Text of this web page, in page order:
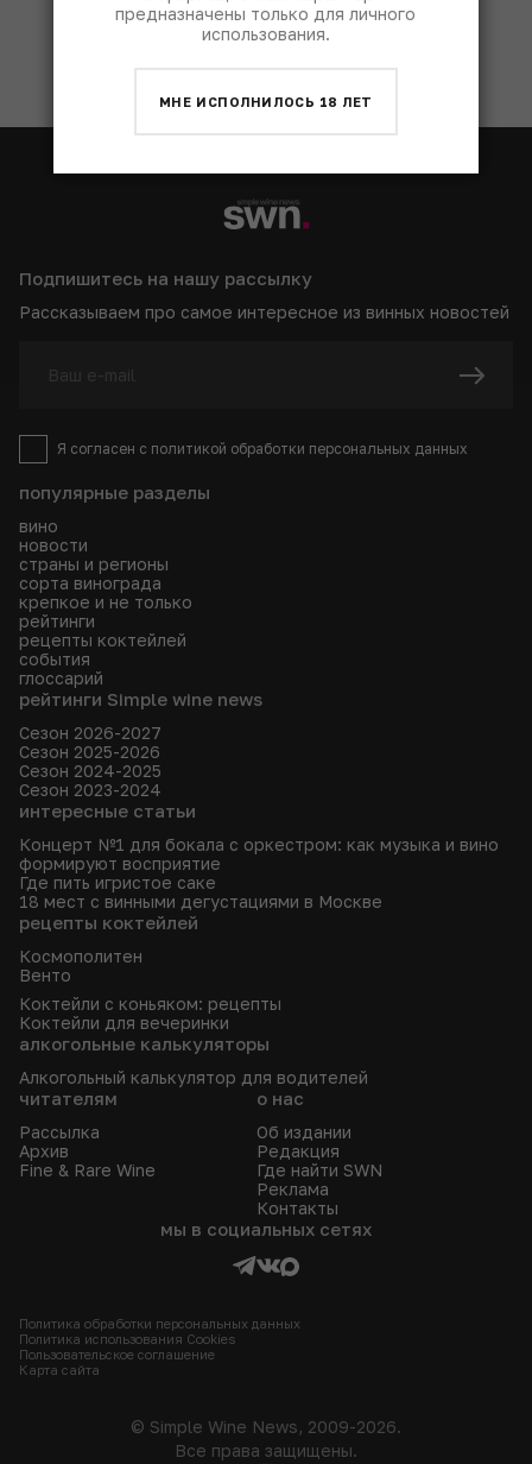
популярные разделы
вино
новости
страны и регионы
сорта винограда
крепкое и не только
рейтинги
рецепты коктейлей
события
глоссарий
рейтинги Simple wine news
Сезон 2026-2027
Сезон 2025-2026
Сезон 2024-2025
Сезон 2023-2024
интересные статьи
Концерт №1 для бокала с оркестром: как музыка и вино
формируют восприятие
Где пить игристое саке
18 мест с винными дегустациями в Москве
рецепты коктейлей
Космополитен
Венто
Коктейли с коньяком: рецепты
Коктейли для вечеринки
алкогольные калькуляторы
Алкогольный калькулятор для водителей
читателям
Рассылка
Архив
Fine & Rare Wine
о нас
Об издании
Редакция
Где найти SWN
Реклама
Контакты
Подпишитесь на нашу рассылку
Рассказываем про самое интересное из винных новостей
Я согласен с политикой обработки персональных данных
мы в социальных сетях
Политика обработки персональных данных
Политика использования Сookies
Пользовательское соглашение
Карта сайта
© Simple Wine News, 2009-2026.
Все права защищены.
предназначены только для личного
использования.
МНЕ ИСПОЛНИЛОСЬ 18 ЛЕТ